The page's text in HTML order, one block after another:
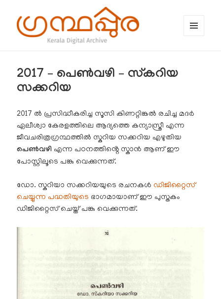
2017 – പെൺവഴി – സ്കറിയ
സക്കറിയ
2017 ൽ പ്രസിദ്ധീകരിച്ച സൂസി കിണറ്റിങ്കൽ രചിച്ച മദർ
ഏലീശ്വാ കേരളത്തിലെ ആദ്യത്തെ കന്യാസ്ത്രീ എന്ന
ജീവചരിത്രഗ്രന്ഥത്തിൽ സ്കറിയ സക്കറിയ എഴുതിയ
പെൺവഴി എന്ന പഠനത്തിൻ്റെ സ്കാൻ ആണ് ഈ
പോസ്റ്റിലൂടെ പങ്കു വെക്കുന്നത്.
ഡോ. സ്കറിയാ സക്കറിയയുടെ രചനകൾ ഡിജിറ്റൈസ്
ചെയ്യുന്ന പദ്ധതിയുടെ ഭാഗമായാണ് ഈ പുസ്തകം
ഡിജിറ്റൈസ് ചെയ്ത് പങ്കു വെക്കുന്നത്.